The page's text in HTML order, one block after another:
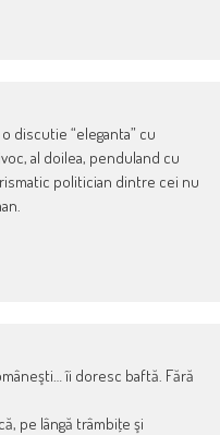
discutie “eleganta” cu
al doilea, penduland cu
politician dintre cei nu
îi doresc baftă. Fără
pe lângă trâmbiţe şi